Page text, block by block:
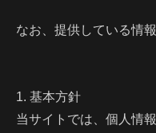
なお、提供している情
1. 基本方針
当サイトでは、個人情